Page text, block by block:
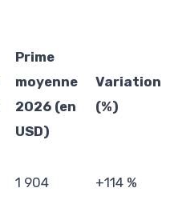
Prime
moyenne
2026 (en
USD)
Variation
(%)
1 904 +114 %